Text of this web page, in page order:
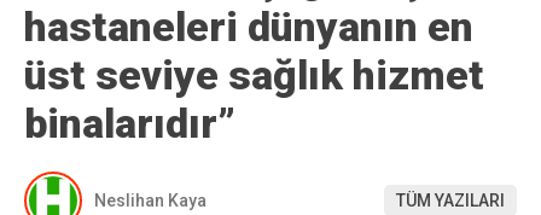
hastaneleri dünyanın en
üst seviye sağlık hizmet
binalarıdır”
Neslihan Kaya TÜM YAZILARI